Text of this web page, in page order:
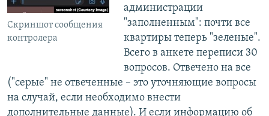
Скриншот сообщения
контролера
администрации
"заполненным": почти все
квартиры теперь "зеленые".
Всего в анкете переписи 30
вопросов. Отвечено на все
("серые" не отвеченные – это уточняющие вопросы
на случай, если необходимо внести
дополнительные данные). И если информацию об